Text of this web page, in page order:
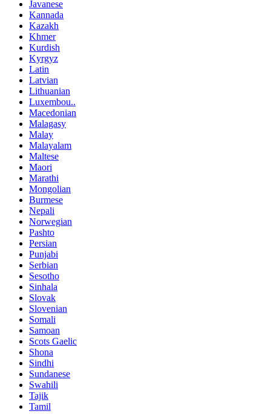
Javanese
Kannada
Kazakh
Khmer
Kurdish
Kyrgyz
Latin
Latvian
Lithuanian
Luxembou..
Macedonian
Malagasy
Malay
Malayalam
Maltese
Maori
Marathi
Mongolian
Burmese
Nepali
Norwegian
Pashto
Persian
Punjabi
Serbian
Sesotho
Sinhala
Slovak
Slovenian
Somali
Samoan
Scots Gaelic
Shona
Sindhi
Sundanese
Swahili
Tajik
Tamil